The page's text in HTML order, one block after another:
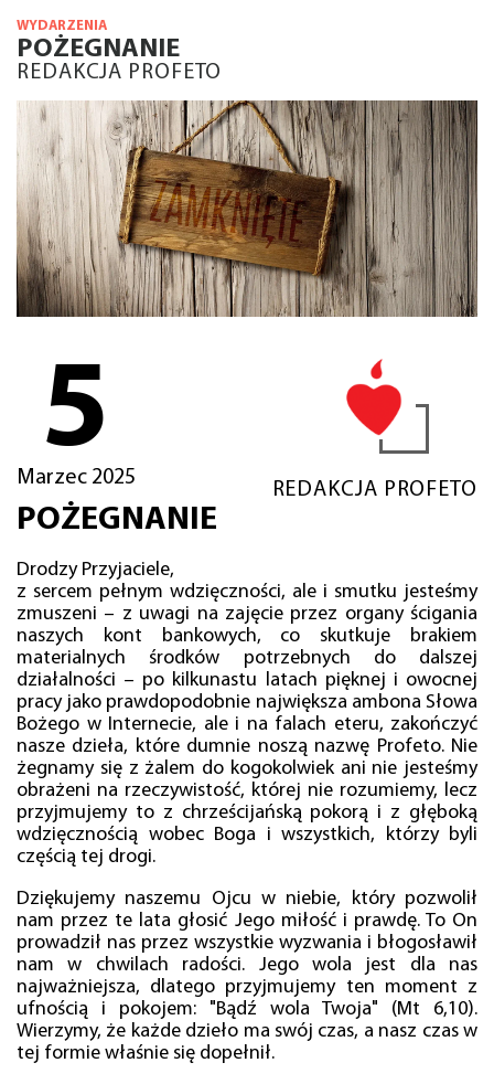
WYDARZENIA
POŻEGNANIE
REDAKCJA PROFETO
5
Marzec 2025
REDAKCJA PROFETO
POŻEGNANIE
Drodzy Przyjaciele,
z sercem pełnym wdzięczności, ale i smutku jesteśmy
zmuszeni – z uwagi na zajęcie przez organy ścigania
naszych kont bankowych, co skutkuje brakiem
materialnych środków potrzebnych do dalszej
działalności – po kilkunastu latach pięknej i owocnej
pracy jako prawdopodobnie największa ambona Słowa
Bożego w Internecie, ale i na falach eteru, zakończyć
nasze dzieła, które dumnie noszą nazwę Profeto. Nie
żegnamy się z żalem do kogokolwiek ani nie jesteśmy
obrażeni na rzeczywistość, której nie rozumiemy, lecz
przyjmujemy to z chrześcijańską pokorą i z głęboką
wdzięcznością wobec Boga i wszystkich, którzy byli
częścią tej drogi.
Dziękujemy naszemu Ojcu w niebie, który pozwolił
nam przez te lata głosić Jego miłość i prawdę. To On
prowadził nas przez wszystkie wyzwania i błogosławił
nam w chwilach radości. Jego wola jest dla nas
najważniejsza, dlatego przyjmujemy ten moment z
ufnością i pokojem: "Bądź wola Twoja" (Mt 6,10).
Wierzymy, że każde dzieło ma swój czas, a nasz czas w
tej formie właśnie się dopełnił.